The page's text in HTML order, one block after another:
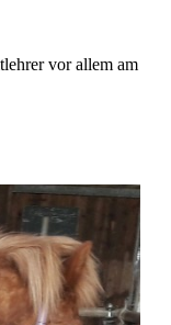
vor allem am